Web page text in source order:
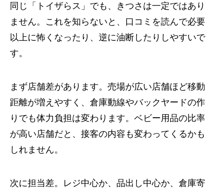
同じ「トイザらス」でも、きつさは一定ではあり
ません。これを知らないと、口コミを読んで必要
以上に怖くなったり、逆に油断したりしやすいで
す。
まず店舗差があります。売場が広い店舗ほど移動
距離が増えやすく、倉庫動線やバックヤードの作
りでも体力負担は変わります。ベビー用品の比率
が高い店舗だと、接客の内容も変わってくるかも
しれません。
次に担当差。レジ中心か、品出し中心か、倉庫寄